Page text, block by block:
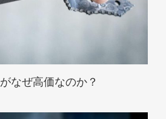
なぜ高価なのか？